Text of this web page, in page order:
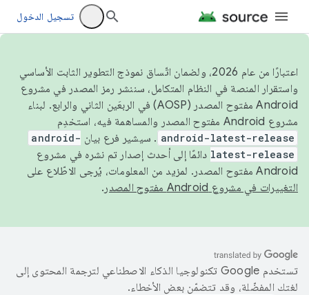
تسجيل الدخول
اعتبارًا من عام 2026، ولضمان اتّساق نموذج التطوير الثابت الأساسي
واستقرار المنصة في النظام المتكامل، سننشر رمز المصدر في مشروع
Android مفتوح المصدر (AOSP) في الربعَين الثاني والرابع. لبناء
مشروع Android مفتوح المصدر والمساهمة فيه، استخدِم
android-latest-release . سيشير فرع بيان android-
latest-release دائمًا إلى أحدث إصدار تم نشره في مشروع
Android مفتوح المصدر. لمزيد من المعلومات، يُرجى الاطّلاع على
التغييرات في مشروع Android مفتوح المصدر
.
تستخدم Google تكنولوجيا الذكاء الاصطناعي لترجمة المحتوى إلى
لغتك المفضّلة، وقد تتضمّن بعض الأخطاء.